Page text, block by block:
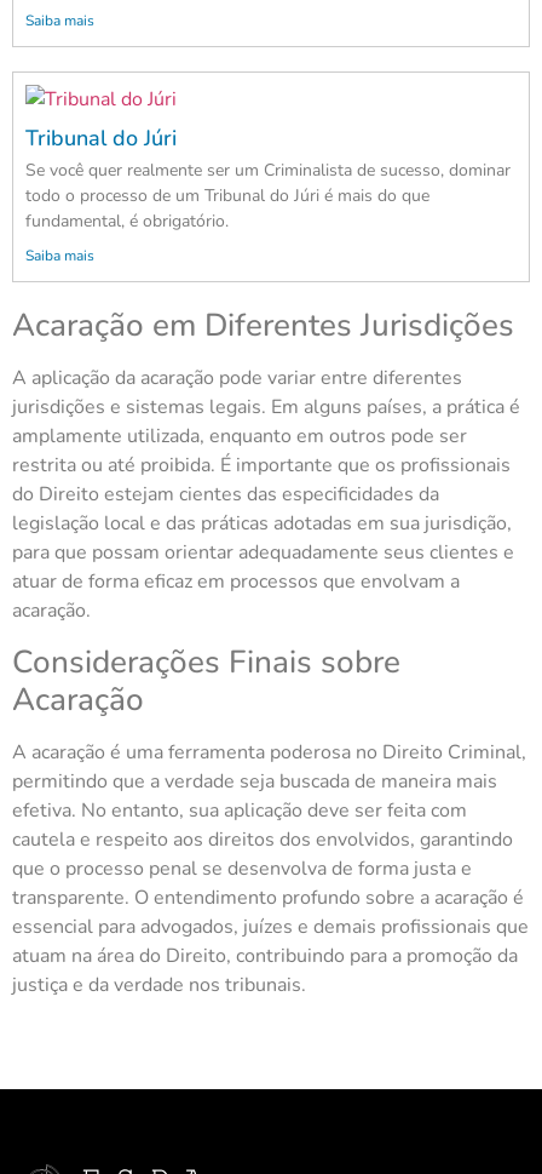
Saiba mais
Tribunal do Júri
Se você quer realmente ser um Criminalista de sucesso, dominar
todo o processo de um Tribunal do Júri é mais do que
fundamental, é obrigatório.
Saiba mais
Acaração em Diferentes Jurisdições
A aplicação da acaração pode variar entre diferentes
jurisdições e sistemas legais. Em alguns países, a prática é
amplamente utilizada, enquanto em outros pode ser
restrita ou até proibida. É importante que os profissionais
do Direito estejam cientes das especificidades da
legislação local e das práticas adotadas em sua jurisdição,
para que possam orientar adequadamente seus clientes e
atuar de forma eficaz em processos que envolvam a
acaração.
Considerações Finais sobre
Acaração
A acaração é uma ferramenta poderosa no Direito Criminal,
permitindo que a verdade seja buscada de maneira mais
efetiva. No entanto, sua aplicação deve ser feita com
cautela e respeito aos direitos dos envolvidos, garantindo
que o processo penal se desenvolva de forma justa e
transparente. O entendimento profundo sobre a acaração é
essencial para advogados, juízes e demais profissionais que
atuam na área do Direito, contribuindo para a promoção da
justiça e da verdade nos tribunais.